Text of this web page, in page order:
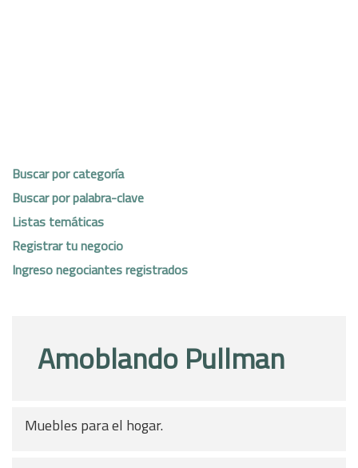
Buscar por categoría
Buscar por palabra-clave
Listas temáticas
Registrar tu negocio
Ingreso negociantes registrados
Amoblando Pullman
Muebles para el hogar.